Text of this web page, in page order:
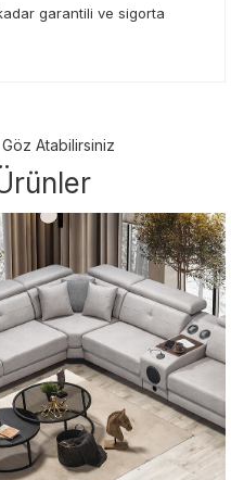
garantili ve sigorta
Atabilirsiniz